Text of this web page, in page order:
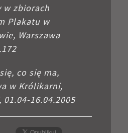
w zbiorach
Plakatu w
Warszawa
co się ma,
w Królikarni,
01.04-16.04.2005